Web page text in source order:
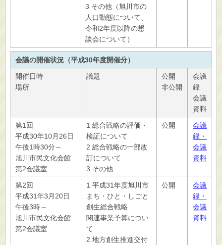
3 その他（旭川市の
人口動態について、
令和2年度以降の懇
談会について）
会議の開催状況（平成30年度開催分）
開催日時
場所
議題
公開
非公開
会議
録
会議
資料
第1回
平成30年10月26日
午後1時30分～
旭川市民文化会館
第2会議室
1 総合戦略の評価・
検証について
2 総合戦略の一部改
訂について
3 その他
公開
会議
録・
会議
資料
第2回
平成31年3月20日
午後3時～
旭川市民文化会館
第2会議室
1 平成31年度旭川市
まち・ひと・しごと
創生総合戦略
関連事業予算につい
て
2 地方創生推進交付
公開
会議
録・
会議
資料